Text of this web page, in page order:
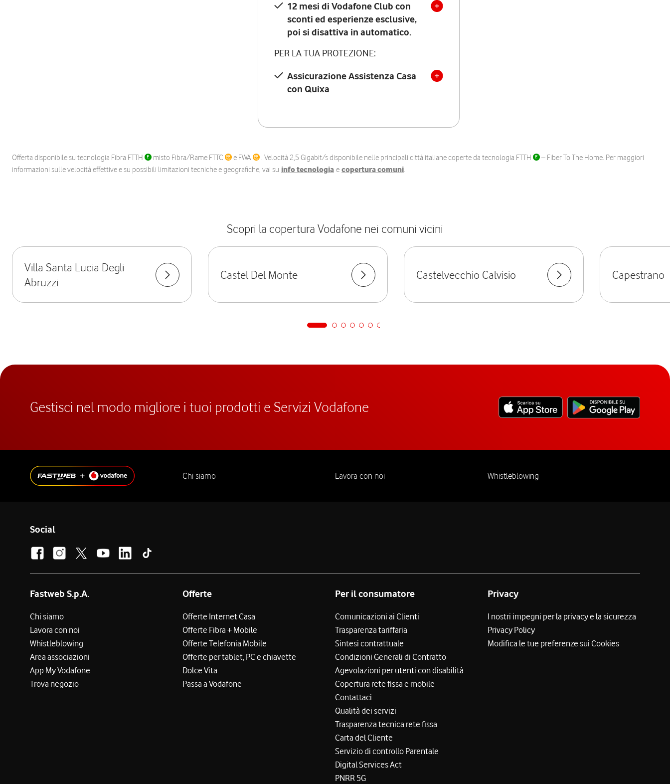
12 mesi di Vodafone Club con
sconti ed esperienze esclusive,
poi si disattiva in automatico.
PER LA TUA PROTEZIONE:
Assicurazione Assistenza Casa
con Quixa
Offerta disponibile su tecnologia Fibra FTTH misto Fibra/Rame FTTC e FWA . Velocità 2,5 Gigabit/s disponibile nelle principali città italiane coperte da tecnologia FTTH
– Fiber To The Home. Per maggiori
informazioni sulle velocità effettive e su possibili limitazioni tecniche e geografiche, vai su info tecnologia e copertura comuni.
Scopri la copertura Vodafone nei comuni vicini
Villa Santa Lucia Degli
Abruzzi
Castel Del Monte Castelvecchio Calvisio Capestrano
Gestisci nel modo migliore i tuoi prodotti e Servizi Vodafone
Chi siamo Lavora con noi Whistleblowing
Social
Fastweb S.p.A.
Chi siamo
Lavora con noi
Whistleblowing
Area associazioni
App My Vodafone
Trova negozio
Offerte
Offerte Internet Casa
Offerte Fibra + Mobile
Offerte Telefonia Mobile
Offerte per tablet, PC e chiavette
Dolce Vita
Passa a Vodafone
Per il consumatore
Comunicazioni ai Clienti
Trasparenza tariffaria
Sintesi contrattuale
Condizioni Generali di Contratto
Agevolazioni per utenti con disabilità
Copertura rete fissa e mobile
Contattaci
Qualità dei servizi
Trasparenza tecnica rete fissa
Carta del Cliente
Servizio di controllo Parentale
Digital Services Act
PNRR 5G
Privacy
I nostri impegni per la privacy e la sicurezza
Privacy Policy
Modifica le tue preferenze sui Cookies